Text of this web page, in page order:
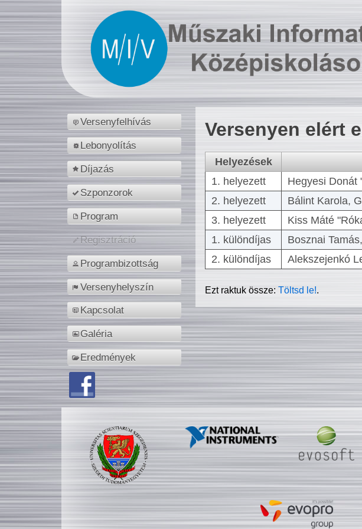
Versenyfelhívás
Lebonyolítás
Díjazás
Szponzorok
Program
Regisztráció
Programbizottság
Versenyhelyszín
Kapcsolat
Galéria
Eredmények
Versenyen elért
Helyezések
1. helyezett
Hegyesi Donát
2. helyezett
Bálint Karola,
3. helyezett
Kiss Máté
1. különdíjas
Bosznai
2. különdíjas
Alekszejenkó
Ezt raktuk össze:Töltsd le!.